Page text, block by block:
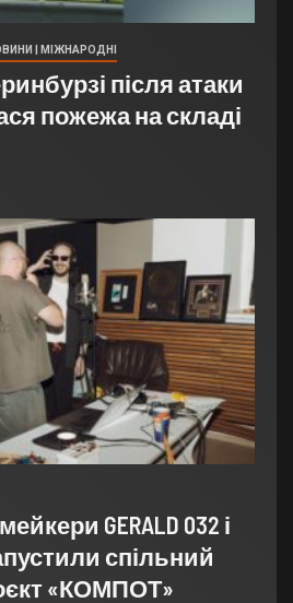
| МІЖНАРОДНІ
після атаки
пожежа на складі
GERALD 032 і
спільний
«КОМПОТ»